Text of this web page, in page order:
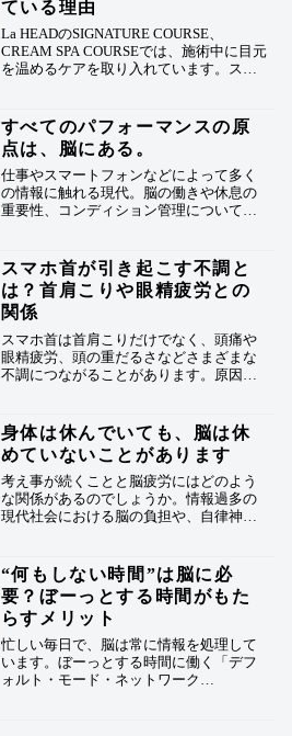
ている理由
La HEADのSIGNATURE COURSE、
CREAM SPA COURSEでは、施術中に目元
を温めるケアを取り入れています。スマ
ックスしやすい状態へ整えていきます。
すべてのパフォーマンスの原
点は、脳にある。
仕事やスマートフォンなどによって多く
の情報に触れる現代。脳の働きや休息の
重要性、コンディション管理について考
スマホ首が引き起こす不調と
は？首肩こりや眼精疲労との
関係
スマホ首は首肩こりだけでなく、頭痛や
眼精疲労、頭の重だるさなどさまざまな
不調につながることがあります。原因や
身体は休んでいても、脳は休
めていないことがあります
考え事が続くことと脳疲労にはどのよう
な関係があるのでしょうか。情報過多の
現代社会における脳の負担や、自律神経
“何もしない時間”は脳に必
要？ぼーっとする時間がもた
らすメリット
忙しい毎日で、脳は常に情報を処理して
います。ぼーっとする時間に働く「デフ
ォルト・モード・ネットワーク